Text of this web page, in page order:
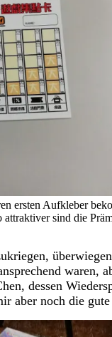
ersten Aufkleber
sind die
dessen
aber noch die